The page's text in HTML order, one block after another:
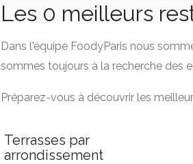
Les 0 meilleurs
Dans l'équipe FoodyParis nous
sommes toujours à la recherche des
Préparez-vous à découvrir les
Terrasses par
arrondissement